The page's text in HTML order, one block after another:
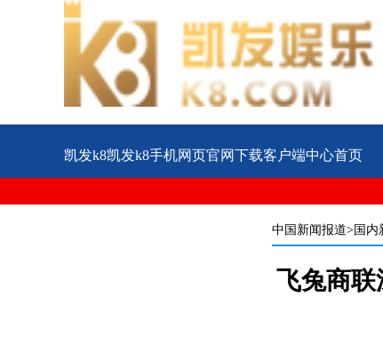
凯发k8凯发k8手机网页官网下载客户端中心首页
中国新闻报道>国内
飞兔商联